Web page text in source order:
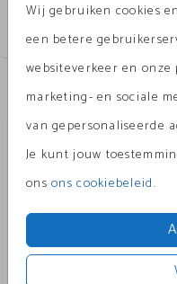
Wij gebruiken cookies
een betere
websiteverkeer en
marketing- en sociale
van gepersonaliseerde
Je kunt jouw
onsons cookiebeleid.
silhouetten
Andere leuke
geboortekaartje